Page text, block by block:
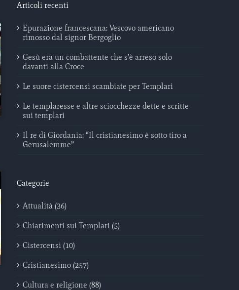
Articoli recenti
Epurazione francescana: Vescovo americano
rimosso dal signor Bergoglio
Gesù era un combattente che s’è arreso solo
davanti alla Croce
Le suore cistercensi scambiate per Templari
Le templaresse e altre sciocchezze dette e scritte
sui templari
Il re di Giordania: “Il cristianesimo è sotto tiro a
Gerusalemme”
Categorie
Attualità (36)
Chiarimenti sui Templari (5)
Cistercensi (10)
Cristianesimo (257)
Cultura e religione (88)